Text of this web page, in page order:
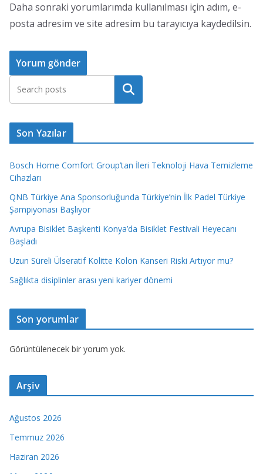
Daha sonraki yorumlarımda kullanılması için adım, e-
posta adresim ve site adresim bu tarayıcıya kaydedilsin.
Ara
Son Yazılar
Bosch Home Comfort Group’tan İleri Teknoloji Hava Temizleme
Cihazları
QNB Türkiye Ana Sponsorluğunda Türkiye’nin İlk Padel Türkiye
Şampiyonası Başlıyor
Avrupa Bisiklet Başkenti Konya’da Bisiklet Festivali Heyecanı
Başladı
Uzun Süreli Ülseratif Kolitte Kolon Kanseri Riski Artıyor mu?
Sağlıkta disiplinler arası yeni kariyer dönemi
Son yorumlar
Görüntülenecek bir yorum yok.
Arşiv
Ağustos 2026
Temmuz 2026
Haziran 2026